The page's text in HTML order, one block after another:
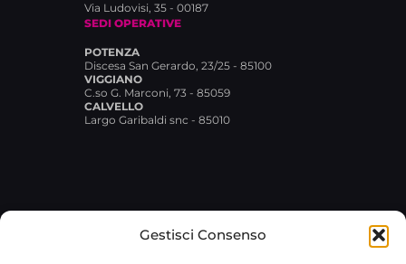
Gestisci Consenso
Via Ludovisi, 35 - 00187
SEDI OPERATIVE
POTENZA
Discesa San Gerardo, 23/25 - 85100
VIGGIANO
C.so G. Marconi, 73 - 85059
CALVELLO
Largo Garibaldi snc - 85010